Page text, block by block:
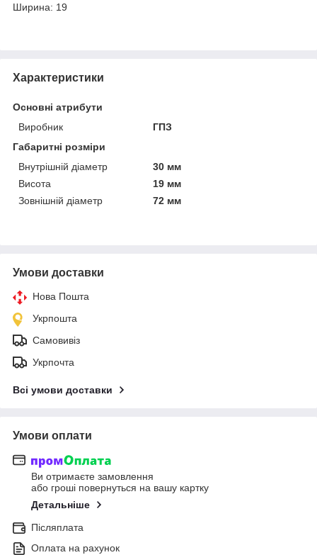
Ширина: 19
Характеристики
Основні атрибути
Виробник
ГПЗ
Габаритні розміри
Внутрішній діаметр
30 мм
Висота
19 мм
Зовнішній діаметр
72 мм
Умови доставки
Нова Пошта
Укрпошта
Самовивіз
Укрпочта
Всі умови доставки
Умови оплати
Ви отримаєте замовлення
або гроші повернуться на вашу картку
Детальніше
Післяплата
Оплата на рахунок